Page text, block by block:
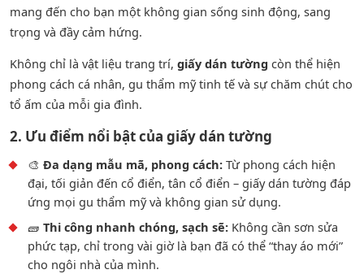
mang đến cho bạn một không gian sống sinh động, sang
trọng và đầy cảm hứng.
Không chỉ là vật liệu trang trí, giấy dán tường còn thể hiện
phong cách cá nhân, gu thẩm mỹ tinh tế và sự chăm chút cho
tổ ấm của mỗi gia đình.
2. Ưu điểm nổi bật của giấy dán tường
🎨 Đa dạng mẫu mã, phong cách: Từ phong cách hiện
đại, tối giản đến cổ điển, tân cổ điển – giấy dán tường đáp
ứng mọi gu thẩm mỹ và không gian sử dụng.
🧱 Thi công nhanh chóng, sạch sẽ: Không cần sơn sửa
phức tạp, chỉ trong vài giờ là bạn đã có thể “thay áo mới”
cho ngôi nhà của mình.